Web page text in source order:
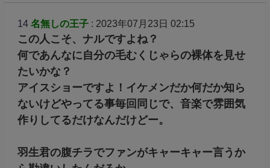
14 名無しの王子: 2023年07月23日 02:15
この人こそ、ナルですよね？
何であんなに自分の毛むくじゃらの裸体を見せ
たいかな？
アイスショーですよ！イケメンだか何だか知ら
ないけどやってる事毎回同じで、音楽で雰囲気
作りしてるだけなんだけどー。
羽生君の腹チラでファンがキャーキャー言うか